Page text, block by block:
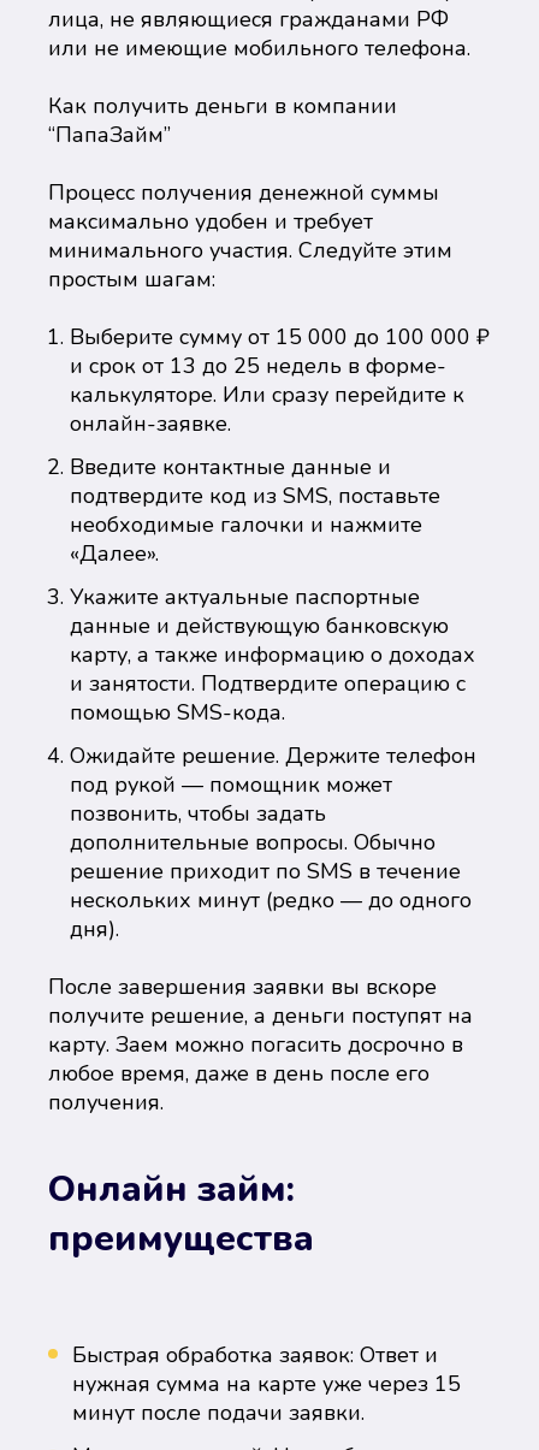
лица, не являющиеся гражданами РФ
или не имеющие мобильного телефона.
Как получить деньги в компании
“ПапаЗайм”
Процесс получения денежной суммы
максимально удобен и требует
минимального участия. Следуйте этим
простым шагам:
Выберите сумму от 15 000 до 100 000 ₽
и срок от 13 до 25 недель в форме-
калькуляторе. Или сразу перейдите к
онлайн-заявке.
Введите контактные данные и
подтвердите код из SMS, поставьте
необходимые галочки и нажмите
«Далее».
Укажите актуальные паспортные
данные и действующую банковскую
карту, а также информацию о доходах
и занятости. Подтвердите операцию с
помощью SMS-кода.
Ожидайте решение. Держите телефон
под рукой — помощник может
позвонить, чтобы задать
дополнительные вопросы. Обычно
решение приходит по SMS в течение
нескольких минут (редко — до одного
дня).
После завершения заявки вы вскоре
получите решение, а деньги поступят на
карту. Заем можно погасить досрочно в
любое время, даже в день после его
получения.
Онлайн займ:
преимущества
Быстрая обработка заявок: Ответ и
нужная сумма на карте уже через 15
минут после подачи заявки.